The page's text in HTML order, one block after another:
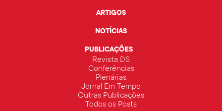
ARTIGOS
NOTÍCIAS
PUBLICAÇÕES
Revista DS
Conferências
Plenárias
Jornal Em Tempo
Outras Publicações
Todos os Posts